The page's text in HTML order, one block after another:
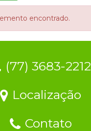
encontrado.
(77) 3683-2212
Localização
Contato